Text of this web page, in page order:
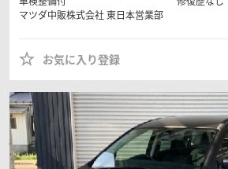
マツダ中販株式会社 東日本営業部
お気に入り登録